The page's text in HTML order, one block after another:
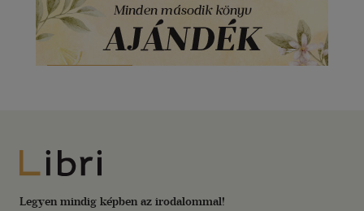
Libri
Legyen mindig képben az irodalommal!